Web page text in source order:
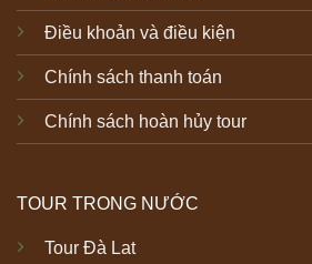
Điều khoản và điều kiện
Chính sách thanh toán
Chính sách hoàn hủy tour
TOUR TRONG NƯỚC
Tour Đà Lat